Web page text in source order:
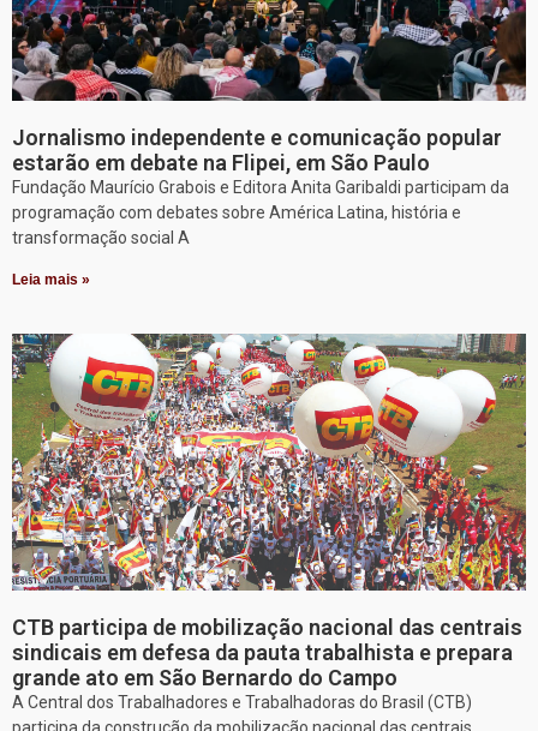
Jornalismo independente e comunicação popular
estarão em debate na Flipei, em São Paulo
Fundação Maurício Grabois e Editora Anita Garibaldi participam da
programação com debates sobre América Latina, história e
transformação social A
Leia mais »
CTB participa de mobilização nacional das centrais
sindicais em defesa da pauta trabalhista e prepara
grande ato em São Bernardo do Campo
A Central dos Trabalhadores e Trabalhadoras do Brasil (CTB)